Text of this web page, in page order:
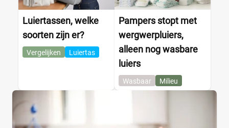
Luiertassen, welke
soorten zijn er?
Vergelijken Luiertas
Pampers stopt met
wergwerpluiers,
alleen nog wasbare
luiers
Wasbaar Milieu